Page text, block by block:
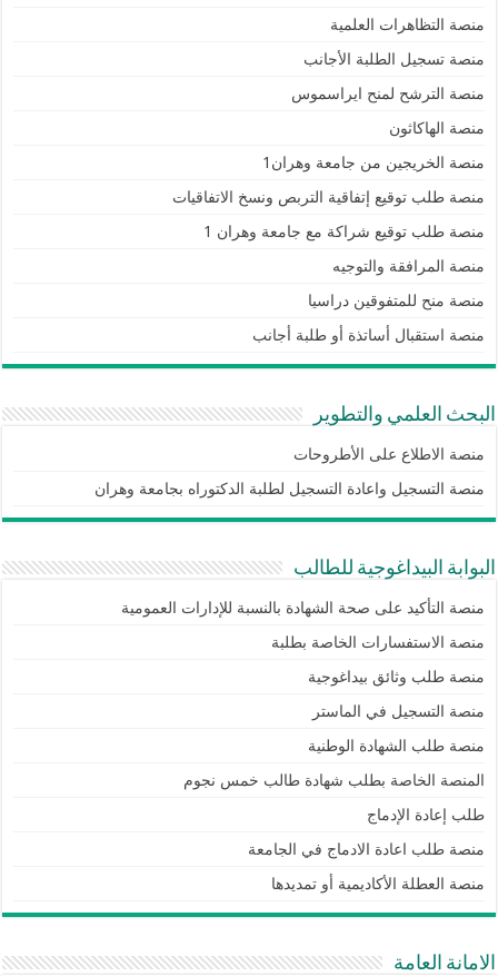
منصة التظاهرات العلمية
منصة تسجيل الطلبة الأجانب
منصة الترشح لمنح ايراسموس
منصة الهاكاثون
منصة الخريجين من جامعة وهران1
منصة طلب توقيع إتفاقية التربص ونسخ الاتفاقيات
منصة طلب توقيع شراكة مع جامعة وهران 1
منصة المرافقة والتوجيه
منصة منح للمتفوقين دراسيا
منصة استقبال أساتذة أو طلبة أجانب
البحث العلمي والتطوير
منصة الاطلاع على الأطروحات
منصة التسجيل واعادة التسجيل لطلبة الدكتوراه بجامعة وهران
البوابة البيداغوجية للطالب
منصة التأكيد على صحة الشهادة بالنسبة للإدارات العمومية
منصة الاستفسارات الخاصة بطلبة
منصة طلب وثائق بيداغوجية
منصة التسجيل في الماستر
منصة طلب الشهادة الوطنية
المنصة الخاصة بطلب شهادة طالب خمس نجوم
طلب إعادة الإدماج
منصة طلب اعادة الادماج في الجامعة
منصة العطلة الأكاديمية أو تمديدها
الامانة العامة